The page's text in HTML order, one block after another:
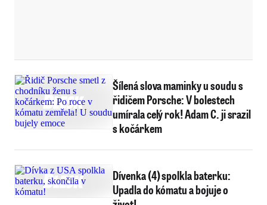
Šílená slova maminky u soudu s
řidičem Porsche: V bolestech
umírala celý rok! Adam C. ji srazil
s kočárkem
Dívenka (4) spolkla baterku:
Upadla do kómatu a bojuje o